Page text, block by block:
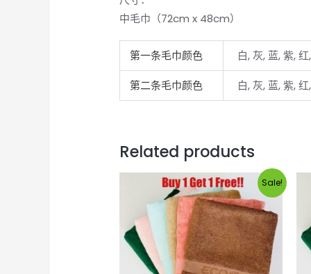
中毛巾（72cm x 48cm）
第一条毛巾颜色 白, 灰, 蓝, 紫,
第二条毛巾颜色 白, 灰, 蓝, 紫,
Related products
Sale!